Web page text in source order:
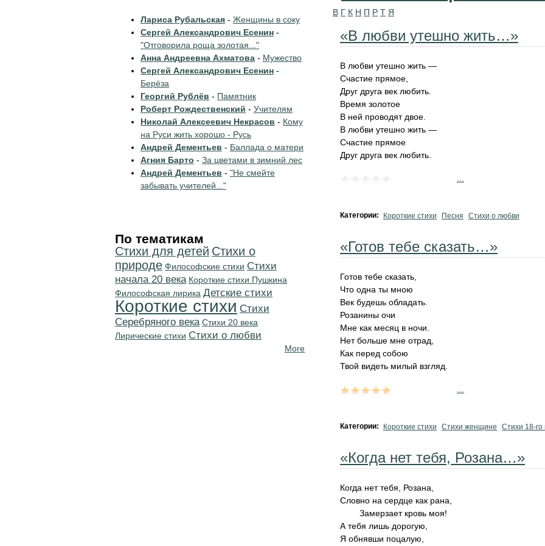
В Г К Н П Р Т Я
«В любви утешно жить…»
‎В любви утешно жить —
‎Счастие прямое,
‎Друг друга век любить.
‎Время золотое
В ней проводят двое.
В любви утешно жить —
‎Счастие прямое
Друг друга век любить.
Категории: Короткие стихи Песня Стихи о любви
«Готов тебе сказать…»
Готов тебе сказать,
Что одна ты мною
Век будешь обладать.
Розанины очи
Мне как месяц в ночи.
Нет больше мне отрад,
Как перед собою
Твой видеть милый взгляд.
Категории: Короткие стихи Стихи женщине Стихи 18-го
«Когда нет тебя, Розана…»
Когда нет тебя, Розана,
Словно на сердце как рана,
Замерзает кровь моя!
А тебя лишь дорогую,
Я обнявши поцалую,
Лариса Рубальская - Женщины в соку
Сергей Александрович Есенин -
"Отговорила роща золотая..."
Анна Андреевна Ахматова - Мужество
Сергей Александрович Есенин -
Берёза
Георгий Рублёв - Памятник
Роберт Рождественский - Учителям
Николай Алексеевич Некрасов - Кому
на Руси жить хорошо - Русь
Андрей Дементьев - Баллада о матери
Агния Барто - За цветами в зимний лес
Андрей Дементьев - "Не смейте
забывать учителей..."
По тематикам
Стихи для детей Стихи о
природе Философские стихи Cтихи
начала 20 века Короткие стихи Пушкина
Философская лирика Детские стихи
Короткие стихи Cтихи
Серебряного века Стихи 20 века
Лирические стихи Стихи о любви
More